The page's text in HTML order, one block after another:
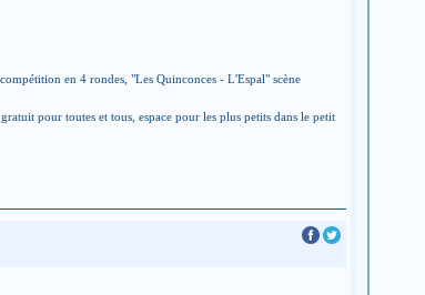
en 4 rondes, "Les Quinconces - L'Espal" scène
pour toutes et tous, espace pour les plus petits dans le petit